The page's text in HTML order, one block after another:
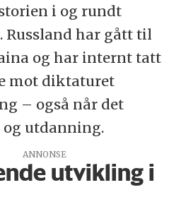
i og rundt
Russland har gått til
og har internt tatt
mot diktaturet
– også når det
utdanning.
utvikling i